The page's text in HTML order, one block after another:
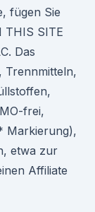
fügen Sie
THIS SITE
Das
Trennmitteln,
frei,
Markierung),
etwa zur
Affiliate